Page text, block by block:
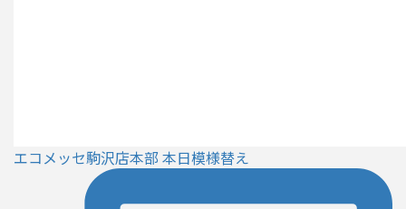
エコメッセ駒沢店本部 本日模様替え